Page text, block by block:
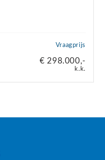
Vraagprijs
€ 298.000,-
k.k.